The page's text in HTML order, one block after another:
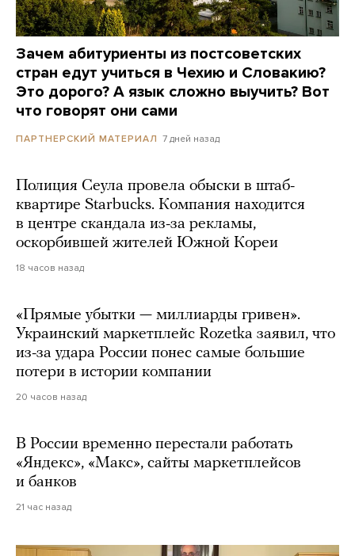
Зачем абитуриенты из постсоветских
стран едут учиться в Чехию и Словакию?
Это дорого? А язык сложно выучить? Вот
что говорят они сами
ПАРТНЕРСКИЙ МАТЕРИАЛ 7 дней назад
Полиция Сеула провела обыски в штаб-
квартире Starbucks. Компания находится
в центре скандала из-за рекламы,
оскорбившей жителей Южной Кореи
18 часов назад
«Прямые убытки — миллиарды гривен».
Украинский маркетплейс Rozetka заявил, что
из-за удара России понес самые большие
потери в истории компании
20 часов назад
В России временно перестали работать
«Яндекс», «Макс», сайты маркетплейсов
и банков
21 час назад